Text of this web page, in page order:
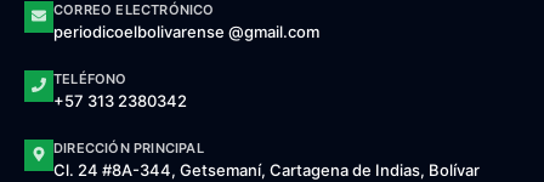
CORREO ELECTRÓNICO
periodicoelbolivarense @gmail.com
TELÉFONO
+57 313 2380342
DIRECCIÓN PRINCIPAL
Cl. 24 #8A-344, Getsemaní, Cartagena de Indias, Bolívar